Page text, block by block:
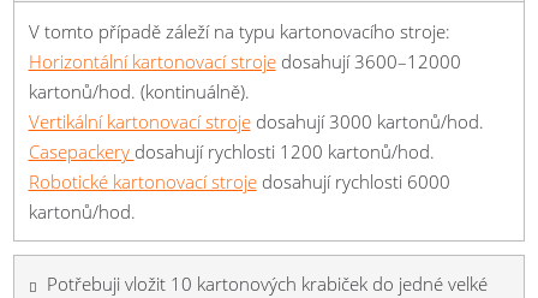
V tomto případě záleží na typu kartonovacího stroje:
Horizontální kartonovací strojedosahují 3600–12000
kartonů/hod. (kontinuálně).
Vertikální kartonovací strojedosahují 3000 kartonů/hod.
Casepackery dosahují rychlosti 1200 kartonů/hod.
Robotické kartonovací strojedosahují rychlosti 6000
kartonů/hod.
Potřebuji vložit 10 kartonových krabiček do jedné velké